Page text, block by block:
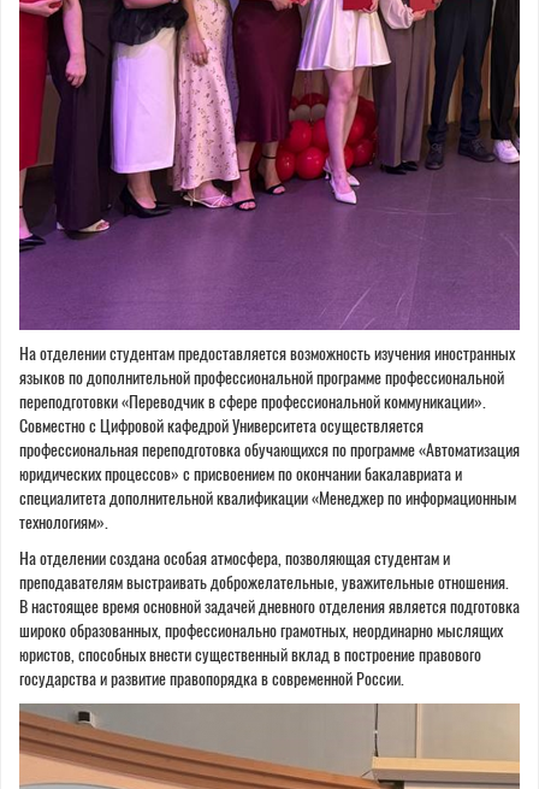
На отделении студентам предоставляется возможность изучения иностранных
языков по дополнительной профессиональной программе профессиональной
переподготовки «Переводчик в сфере профессиональной коммуникации».
Совместно с Цифровой кафедрой Университета осуществляется
профессиональная переподготовка обучающихся по программе «Автоматизация
юридических процессов» с присвоением по окончании бакалавриата и
специалитета дополнительной квалификации «Менеджер по информационным
технологиям».
На отделении создана особая атмосфера, позволяющая студентам и
преподавателям выстраивать доброжелательные, уважительные отношения.
В настоящее время основной задачей дневного отделения является подготовка
широко образованных, профессионально грамотных, неординарно мыслящих
юристов, способных внести существенный вклад в построение правового
государства и развитие правопорядка в современной России.